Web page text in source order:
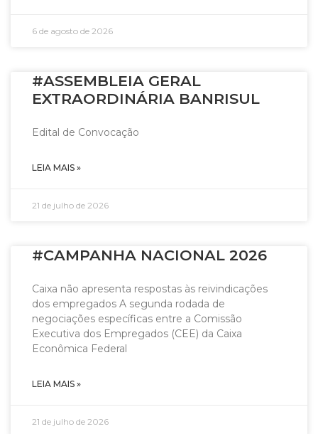
6 de agosto de 2026
#ASSEMBLEIA GERAL
EXTRAORDINÁRIA BANRISUL
Edital de Convocação
LEIA MAIS »
21 de julho de 2026
#CAMPANHA NACIONAL 2026
Caixa não apresenta respostas às reivindicações
dos empregados A segunda rodada de
negociações específicas entre a Comissão
Executiva dos Empregados (CEE) da Caixa
Econômica Federal
LEIA MAIS »
21 de julho de 2026